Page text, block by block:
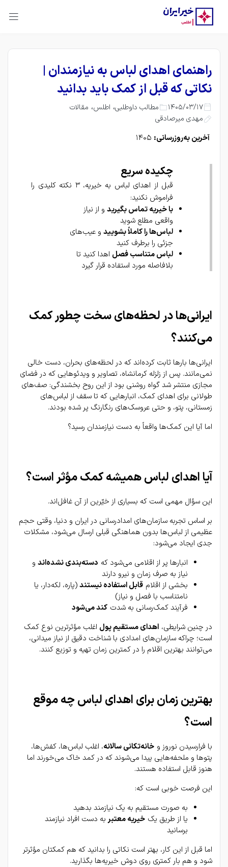
راهنمای اهدای لباس به نیازمندان |
نکاتی که قبل از کمک باید بدانید
1405/03/17 مطالب داوطلبی، اطلس، مقالات
مهدی میرصادقی
آخرین به‌روزرسانی:
چکیده سریع
قبل از اهدای لباس به خیریه، ۳ نکته کلیدی را
فراموش نکنید:
با خیریه تماس بگیرید
واقعی مطلع شوید
لباس‌ها را کاملاً بشویید
جزئی را برطرف کنید
لباس متناسب فصل
بلافاصله مورد استفاده قرار گیرد
می‌کنند؟
ایرانی‌ها بارها ثابت کرده‌اند که در لحظه‌های بحران، دست خالی
زمستانی، پتو، و حتی عروسک‌های رنگارنگ پر شده بودند.
اما آیا این کمک‌ها واقعاً به دست نیازمندان رسید؟
آیا اهدای لباس همیشه کمک مؤثر است؟
این سؤال مهمی است که بسیاری از خیّرین از آن غافل‌اند.
بر اساس تجربه سازمان‌های امدادرسانی در ایران و دنیا، وقتی حجم
جدی ایجاد می‌شود:
انبارها پر از اقلامی می‌شود که
دسته‌بندی نشده‌اند
نیاز به صرف زمان و نیرو دارند
بخشی از اقلام قابل استفاده نیستند
نامتناسب با فصل و نیاز)
فرآیند کمک‌رسانی به شدت
کند می‌شود
در چنین شرایطی، اهدای مستقیم پول اغلب مؤثرترین نوع کمک
می‌توانند بهترین اقلام را در کمترین زمان تهیه و توزیع کنند.
است؟
با فرارسیدن نوروز و خانه‌تکانی سالانه
، اغلب لباس‌ها، کفش‌ها،
هنوز قابل استفاده هستند.
این فرصت خوبی است که:
به صورت مستقیم به یک نیازمند بدهید
یا از طریق یک خیریه معتبر
برسانید
اما قبل از این کار، بهتر است نکاتی را بدانید که هم کمکتان مؤثرتر
شود و هم بار کمتری روی دوش خیریه‌ها بگذارید.